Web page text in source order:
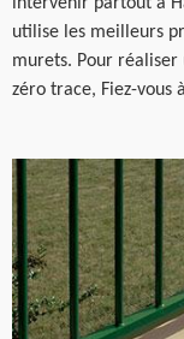
utilise les meilleurs
murets. Pour
zéro trace, Fiez-vous